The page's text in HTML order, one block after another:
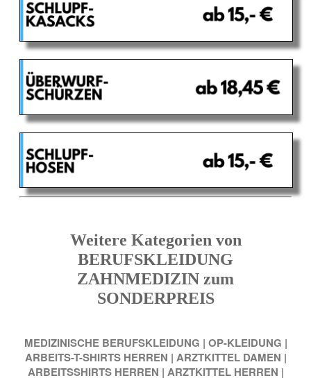
Weitere Kategorien von
BERUFSKLEIDUNG
ZAHNMEDIZIN zum
SONDERPREIS
MEDIZINISCHE BERUFSKLEIDUNG | OP-KLEIDUNG |
ARBEITS-T-SHIRTS HERREN | ARZTKITTEL DAMEN |
ARBEITSSHIRTS HERREN | ARZTKITTEL HERREN |